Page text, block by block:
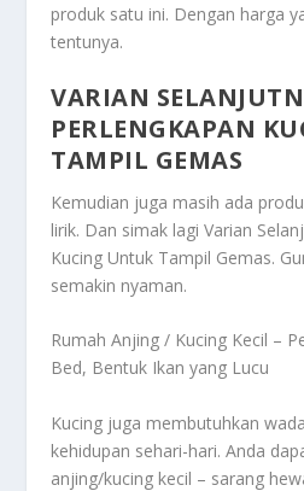
produk satu ini. Dengan harga
tentunya.
VARIAN
PERLENGKAPAN
TAMPIL GEMAS
Kemudian juga masih ada
lirik. Dan simak lagiVarian
Kucing Untuk Tampil Gemas.
semakin nyaman.
Rumah Anjing / Kucing Kecil –
Bed, Bentuk Ikan yang Lucu
Kucing juga membutuhkan
kehidupan sehari-hari. Anda
anjing/kucing kecil – sarang